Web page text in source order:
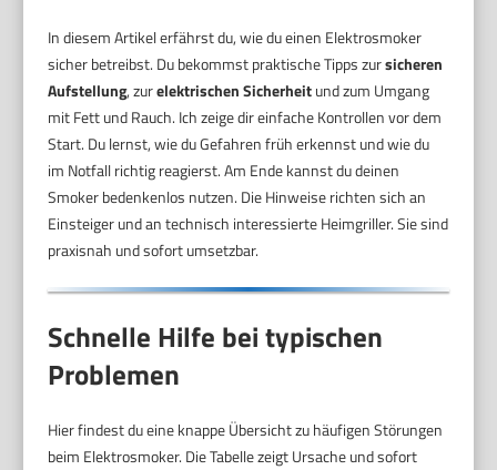
In diesem Artikel erfährst du, wie du einen Elektrosmoker
sicher betreibst. Du bekommst praktische Tipps zursicheren
Aufstellung, zurelektrischen Sicherheitund zum Umgang
mit Fett und Rauch. Ich zeige dir einfache Kontrollen vor dem
Start. Du lernst, wie du Gefahren früh erkennst und wie du
im Notfall richtig reagierst. Am Ende kannst du deinen
Smoker bedenkenlos nutzen. Die Hinweise richten sich an
Einsteiger und an technisch interessierte Heimgriller. Sie sind
praxisnah und sofort umsetzbar.
Schnelle Hilfe bei typischen
Problemen
Hier findest du eine knappe Übersicht zu häufigen Störungen
beim Elektrosmoker. Die Tabelle zeigt Ursache und sofort